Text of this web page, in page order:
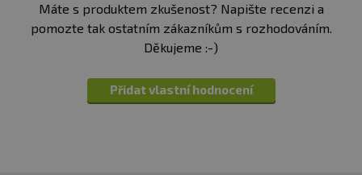
Máte s produktem zkušenost? Napište recenzi a
pomozte tak ostatním zákazníkům s rozhodováním.
Děkujeme :-)
Přidat vlastní hodnocení